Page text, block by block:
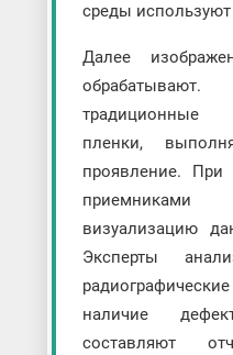
среды
Далее
традиционные
пленки,
проявление.
визуализацию
Эксперты
наличие
составляют